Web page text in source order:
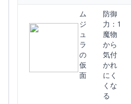
ム
ジ
ュ
ラ
の
仮
面
防御
力：1
魔物
から
気付
かれ
にく
くな
る